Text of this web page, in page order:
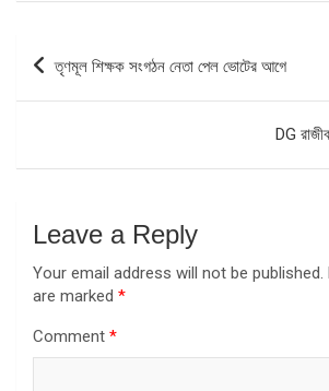
Post
navigation
তৃণমূল শিক্ষক সংগঠন নেতা পেল ভোটের আগে
DG
Leave a Reply
Your email address will not be published.
are marked *
Comment *